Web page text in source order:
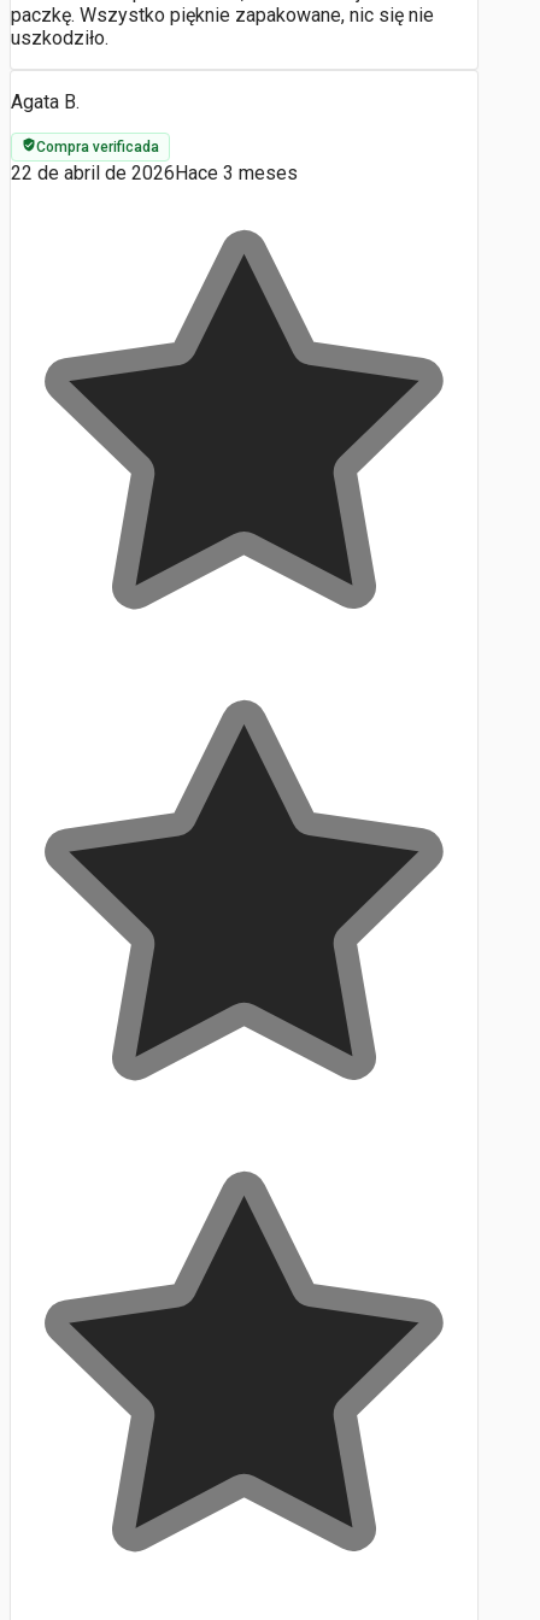
paczkę. Wszystko pięknie zapakowane, nic się nie
uszkodziło.
Agata B.
Compra verificada
22 de abril de 2026Hace 3 meses